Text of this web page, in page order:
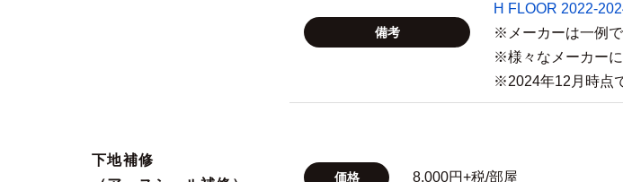
備考
H FLOOR 2022-
※メーカーは一例で
※様々なメーカーに
※2024年12月時点
下地補修
価格 8,000円+税/部屋